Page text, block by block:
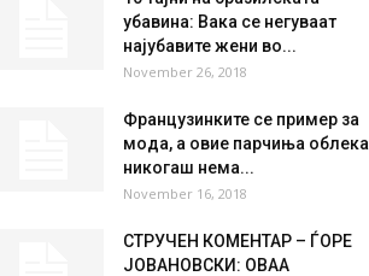
убавина: Вака се негуваат
најубавите жени во...
November 26, 2018
Французинките се пример за
мода, а овие парчиња облека
никогаш нема...
November 16, 2018
СТРУЧЕН КОМЕНТАР – ЃОРЕ
ЈОВАНОВСКИ: ОВАА